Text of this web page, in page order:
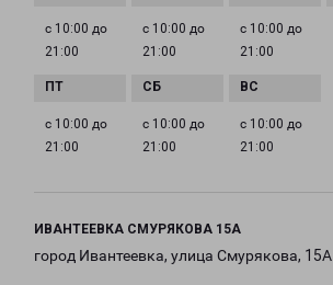
с 10:00 до
21:00
с 10:00 до
21:00
с 10:00 до
21:00
с 10:00 до
21:00
с 10:00 до
21:00
с 10:00 до
21:00
ИВАНТЕЕВКА СМУРЯКОВА 15А
город Ивантеевка, улица Смурякова, 15А